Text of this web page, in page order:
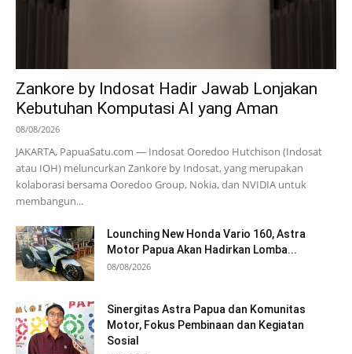
Zankore by Indosat Hadir Jawab Lonjakan
Kebutuhan Komputasi AI yang Aman
08/08/2026
JAKARTA, PapuaSatu.com — Indosat Ooredoo Hutchison (Indosat
atau IOH) meluncurkan Zankore by Indosat, yang merupakan
kolaborasi bersama Ooredoo Group, Nokia, dan NVIDIA untuk
membangun...
Lounching New Honda Vario 160, Astra
Motor Papua Akan Hadirkan Lomba...
08/08/2026
Sinergitas Astra Papua dan Komunitas
Motor, Fokus Pembinaan dan Kegiatan
Sosial